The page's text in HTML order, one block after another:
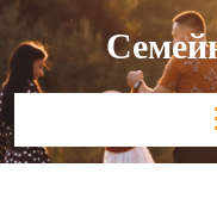
Перейти
содержимому